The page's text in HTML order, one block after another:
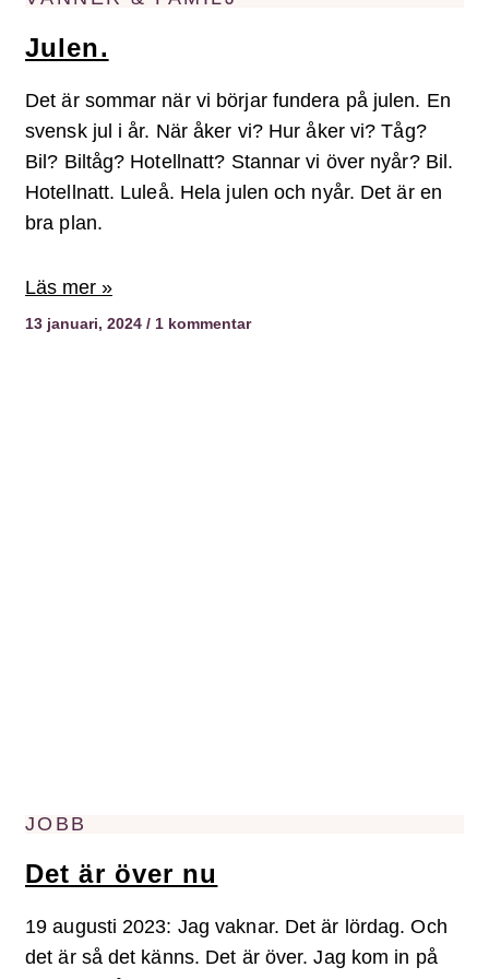
Julen.
Det är sommar när vi börjar fundera på julen. En
svensk jul i år. När åker vi? Hur åker vi? Tåg?
Bil? Biltåg? Hotellnatt? Stannar vi över nyår? Bil.
Hotellnatt. Luleå. Hela julen och nyår. Det är en
bra plan.
Läs mer »
13 januari, 2024 1 kommentar
JOBB
Det är över nu
19 augusti 2023: Jag vaknar. Det är lördag. Och
det är så det känns. Det är över. Jag kom in på